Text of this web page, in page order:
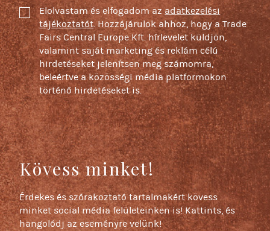
Elolvastam és elfogadom azadatkezelési
tájékoztatót. Hozzájárulok ahhoz, hogy a Trade
Fairs Central Europe Kft. hírlevelet küldjön,
valamint saját marketing és reklám célú
hirdetéseket jelenítsen meg számomra,
beleértve a közösségi média platformokon
történő hirdetéseket is.
Kövess minket!
Érdekes és szórakoztató tartalmakért kövess
minket social média felületeinken is! Kattints, és
hangolódj az eseményre velünk!